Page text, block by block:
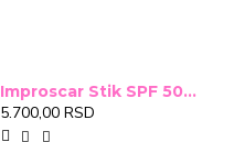
Improscar Stik SPF 50+ Conceal 6,9g (tonirani)
5.700,00 RSD